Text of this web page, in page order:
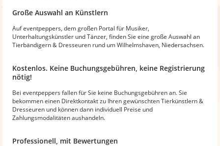
Große Auswahl an Künstlern
Auf eventpeppers, dem großen Portal für Musiker,
Unterhaltungskünstler und Tänzer, finden Sie eine große Auswahl an
Tierbändigern & Dresseuren rund um Wilhelmshaven, Niedersachsen.
Kostenlos. Keine Buchungsgebühren, keine Registrierung
nötig!
Bei eventpeppers fallen für Sie keine Buchungsgebühren an. Sie
bekommen einen Direktkontakt zu Ihren gewünschten Tierkünstlern &
Dresseuren und können dann individuell Preise und
Zahlungsmodalitäten aushandeln.
Professionell, mit Bewertungen